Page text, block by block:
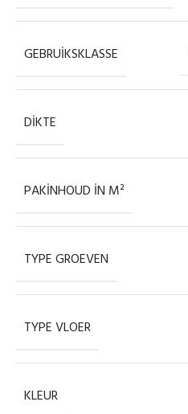
GEBRUIKSKLASSE
DIKTE
PAKINHOUD IN M²
TYPE GROEVEN
TYPE VLOER
KLEUR